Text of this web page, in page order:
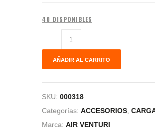
40 DISPONIBLES
AÑADIR AL CARRITO
SKU: 000318
Categorías: ACCESORIOS,
Marca: AIR VENTURI